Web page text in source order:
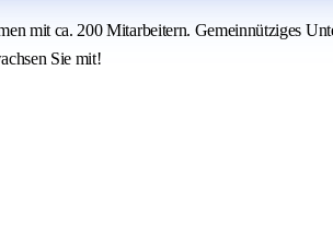
mit ca. 200 Mitarbeitern. Gemeinnütziges
Sie mit!